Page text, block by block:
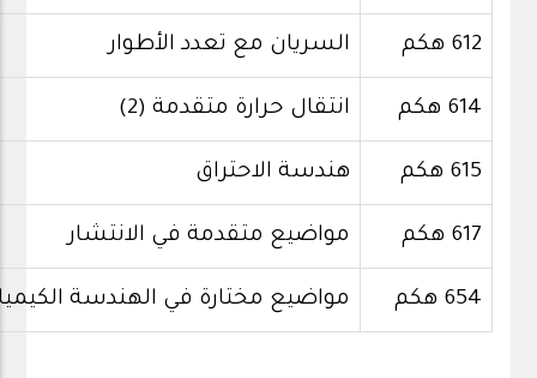
612 هكم السريان مع تعدد الأطوار
614 هكم انتقال حرارة متقدمة (2)
615 هكم هندسة الاحتراق
617 هكم مواضيع متقدمة في الانتشار
654 هكم مواضيع مختارة في الهندسة